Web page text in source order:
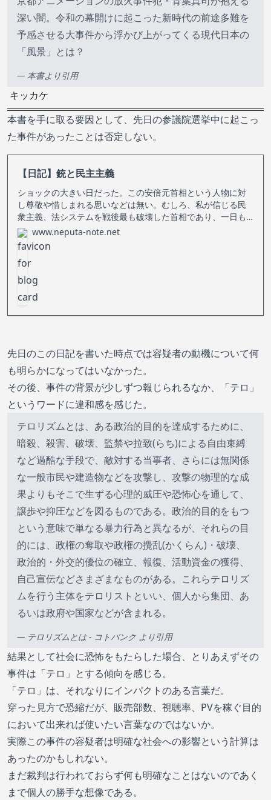
深い闇。令和の幕開けに起こった新時代の前途多難を
予感させる大事件から浮かび上がってくる現代日本の
「風景」とは？
— 本書より引用
キッカケ
本書を手に取る要因として、先日の参議院選挙中に起こっ
た事件があったことは否定しない。
【日記】銃と民主主義
ショックの大きい日だった。この安倍元首相という人物に対
し尊敬や惜しまれる思いなどは無い。むしろ、私が信じる民
衆主義、法システムを戦後最も破壊した首相であり、一日も
早く政界から退場してほしいと願う人物であった。だが、ひ
とりの人間が亡くなってしまうことは大変な悲劇であり、ま
してや暴力によるものとなればこ
www.neputa-note.net
先日のこの日記を書いた時点では容疑者の動機について何
も明らかになってはいなかった。
その後、事件の背景が少しずつ報じられるなか、「テロ」
というワードに違和感を感じた。
テロリズムとは、ある政治的目的を達成するために、
暗殺、殺害、破壊、監禁や拉致(らち)による自由束縛
など過酷な手段で、敵対する当事者、さらには無関係
な一般市民や建造物などを攻撃し、攻撃の物理的な成
果よりもそこで生ずる心理的威圧や恐怖心を通して、
譲歩や抑圧などを図るものである。政治的目的をもつ
という意味で単なる暴力行為と異なるが、それらの目
的には、政権の奪取や政権の攪乱(かくらん)・破壊、
政治的・外交的優位の確立、報復、活動資金の獲得、
自己宣伝などさまざまなものがある。これらテロリズ
ムを行う主体をテロリストといい、個人から集団、あ
るいは政府や国家などが含まれる。
— テロリズムとは - コトバンク より引用
結果として社会に恐怖をもたらした場合、とりあえずその
事件は「テロ」とする傾向を感じる。
「テロ」は、それなりにインパクトのある言葉だ。
穿った見方で恐縮だが、販売部数、視聴率、PVを稼ぐ目的
において出来れば使いたい言葉なのではないか。
実際この事件の容疑者は明確な社会への影響という計算は
あったのかもしれない。
まだ裁判は行われておらず何も明確なことはないのであく
まで個人の勝手な想像である。